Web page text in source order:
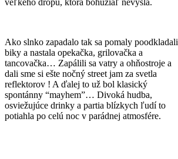
Ako slnko zapadalo tak sa pomaly poodkladali
biky a nastala opekačka, grilovačka a
tancovačka… Zapálili sa vatry a ohňostroje a
dali sme si ešte nočný street jam za svetla
reflektorov ! A ďalej to už bol klasický
spontánny “mayhem”… Divoká hudba,
osviežujúce drinky a partia blízkych ľudí to
potiahla po celú noc v parádnej atmosfére.